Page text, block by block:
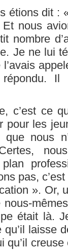
étions dit :
nous
nombre
Je ne lui
répondu.
c’est ce
pour les
nous
pas,
». Or,
était là.
laisse
qu’il